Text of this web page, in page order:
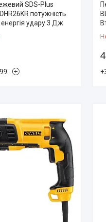
SDS-Plus
потужність
енергія удару 3 Дж